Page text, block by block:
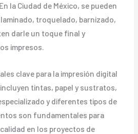
la Ciudad de México, se pueden
troquelado, barnizado,
darle un toque final y
impresos.
clave para la impresión digital
tintas, papel y sustratos,
y diferentes tipos de
son fundamentales para
en los proyectos de